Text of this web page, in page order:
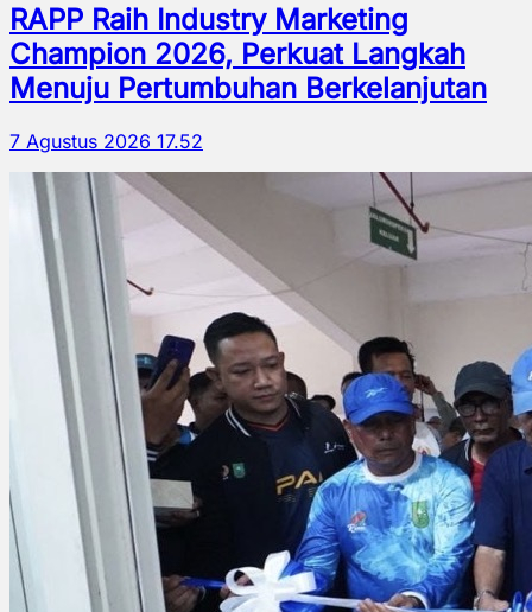
RAPP Raih Industry Marketing
Champion 2026, Perkuat Langkah
Menuju Pertumbuhan Berkelanjutan
7 Agustus 2026 17.52